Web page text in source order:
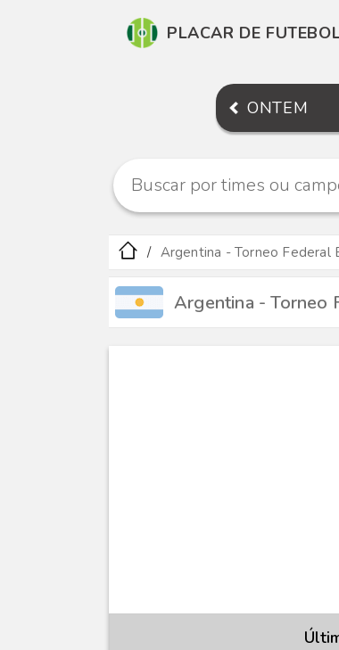
PLACAR DE
ONTEM
Argentina - Torneo Federal
Argentina - Torneo